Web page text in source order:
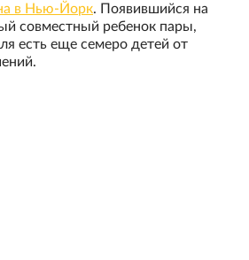
в Нью-Йорк. Появившийся на
совместный ребенок пары,
есть еще семеро детей от